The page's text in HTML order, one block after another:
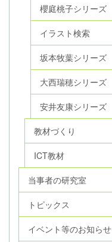
櫻庭桃子シリーズ
イラスト検索
坂本牧葉シリーズ
大西瑞穂シリーズ
安井友康シリーズ
教材づくり
ICT教材
当事者の研究室
トピックス
イベント等のお知らせ